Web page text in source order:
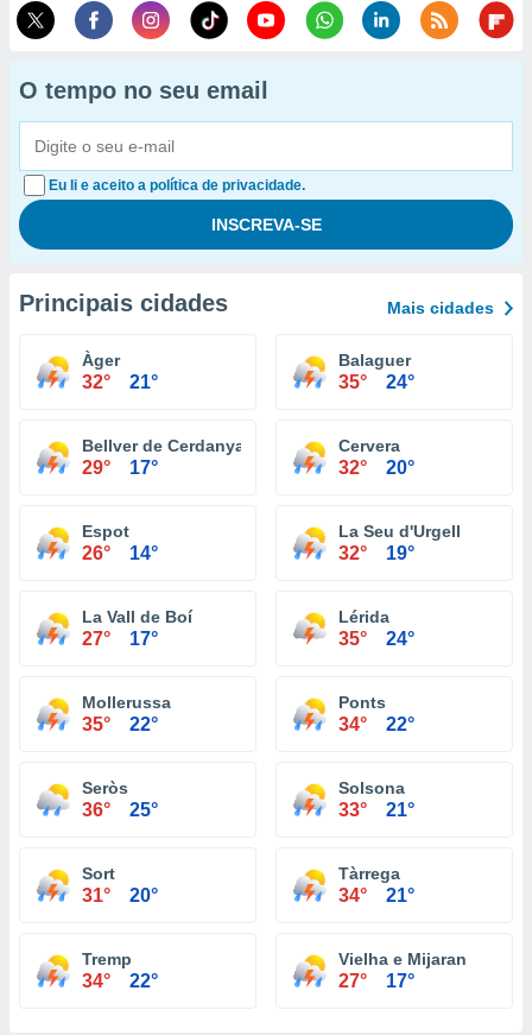
O tempo no seu email
Eu li e aceito a política de privacidade.
Principais cidades Mais cidades
Àger
32° 21°
Balaguer
35° 24°
Bellver de Cerdanya
29° 17°
Cervera
32° 20°
Espot
26° 14°
La Seu d'Urgell
32° 19°
La Vall de Boí
27° 17°
Lérida
35° 24°
Mollerussa
35° 22°
Ponts
34° 22°
Seròs
36° 25°
Solsona
33° 21°
Sort
31° 20°
Tàrrega
34° 21°
Tremp
34° 22°
Vielha e Mijaran
27° 17°